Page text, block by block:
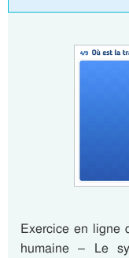
Exercice en ligne
humaine – Le